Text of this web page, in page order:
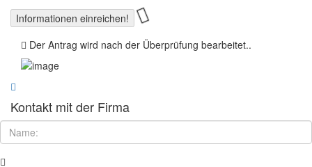
Der Antrag wird nach der Überprüfung bearbeitet..
Kontakt mit der Firma